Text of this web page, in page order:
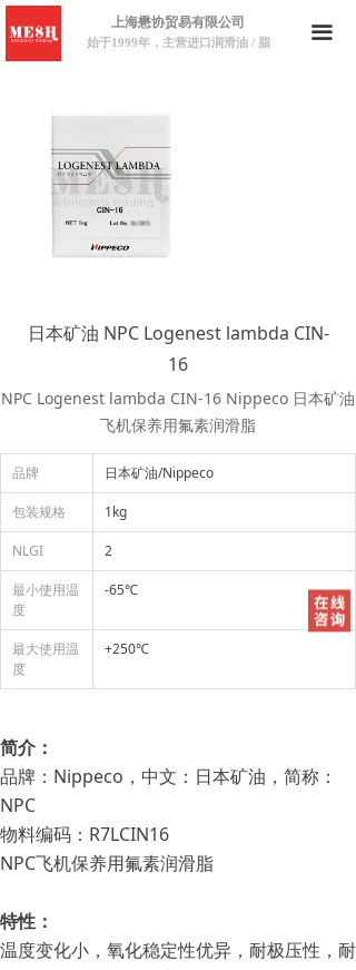
끀
上海懋协贸易有限公司
始于1999年，主营进口润滑油 / 脂
日本矿油 NPC Logenest lambda CIN-
16
简介：
品牌：Nippeco，中文：日本矿油，简称：
NPC
物料编码：R7LCIN16
NPC飞机保养用氟素润滑脂
特性：
温度变化小，氧化稳定性优异，耐极压性，耐
NPC Logenest lambda CIN-16 Nippeco 日本矿油
飞机保养用氟素润滑脂
品牌 日本矿油/Nippeco
包装规格 1kg
NLGI 2
最小使用温
度
-65℃
最大使用温
度
+250℃